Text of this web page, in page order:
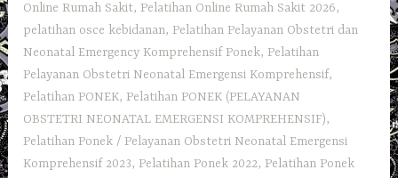
Online Rumah Sakit, Pelatihan Online Rumah Sakit 2026,
pelatihan osce kebidanan, Pelatihan Pelayanan Obstetri dan
Neonatal Emergency Komprehensif Ponek, Pelatihan
Pelayanan Obstetri Neonatal Emergensi Komprehensif,
Pelatihan PONEK, Pelatihan PONEK (PELAYANAN
OBSTETRI NEONATAL EMERGENSI KOMPREHENSIF),
Pelatihan Ponek / Pelayanan Obstetri Neonatal Emergensi
Komprehensif 2023, Pelatihan Ponek 2022, Pelatihan Ponek